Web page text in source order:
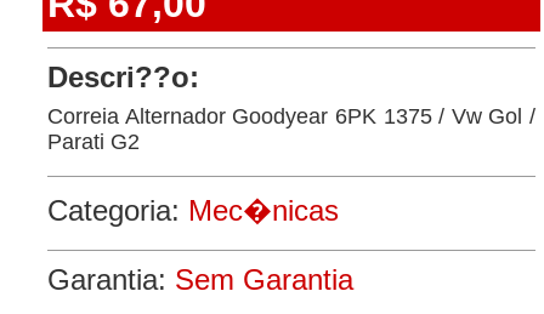
Descri??o:
Correia Alternador Goodyear 6PK 1375 / Vw Gol /
Parati G2
Categoria: Mec�nicas
Garantia: Sem Garantia